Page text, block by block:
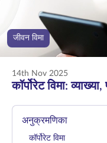
ENGLISH
ऑनलाइन खरेदी करा
जीवन विमा
14th Nov 2025
कॉर्पोरेट विमा:
अनुक्रमणिका
कॉर्पोरेट विमा